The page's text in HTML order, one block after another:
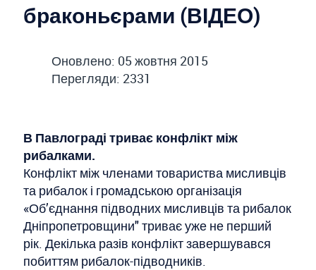
браконьєрами (ВІДЕО)
Оновлено: 05 жовтня 2015
Перегляди: 2331
В Павлограді триває конфлікт між
рибалками.
Конфлікт між членами товариства мисливців
та рибалок і громадською організація
«Об’єднання підводних мисливців та рибалок
Дніпропетровщини" триває уже не перший
рік. Декілька разів конфлікт завершувався
побиттям рибалок-підводників.